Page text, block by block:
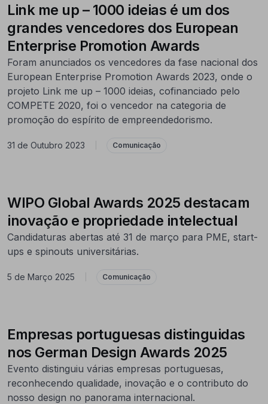
Link me up – 1000 ideias é um dos
grandes vencedores dos European
Enterprise Promotion Awards
Foram anunciados os vencedores da fase nacional dos
European Enterprise Promotion Awards 2023, onde o
projeto Link me up – 1000 ideias, cofinanciado pelo
COMPETE 2020, foi o vencedor na categoria de
promoção do espírito de empreendedorismo.
31 de Outubro 2023 Comunicação
WIPO Global Awards 2025 destacam
inovação e propriedade intelectual
Candidaturas abertas até 31 de março para PME, start-
ups e spinouts universitárias.
5 de Março 2025 Comunicação
Empresas portuguesas distinguidas
nos German Design Awards 2025
Evento distinguiu várias empresas portuguesas,
reconhecendo qualidade, inovação e o contributo do
nosso design no panorama internacional.